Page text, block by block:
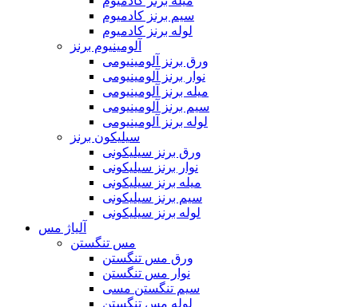
سیم برنز کادمیوم
لوله برنز کادمیوم
آلومینیوم برنز
ورق برنز آلومینیومی
نوار برنز آلومینیومی
میله برنز آلومینیومی
سیم برنز آلومینیومی
لوله برنز آلومینیومی
سیلیکون برنز
ورق برنز سیلیکونی
نوار برنز سیلیکونی
میله برنز سیلیکونی
سیم برنز سیلیکونی
لوله برنز سیلیکونی
آلیاژ مس
مس تنگستن
ورق مس تنگستن
نوار مس تنگستن
سیم تنگستن مسی
لوله مس تنگستن